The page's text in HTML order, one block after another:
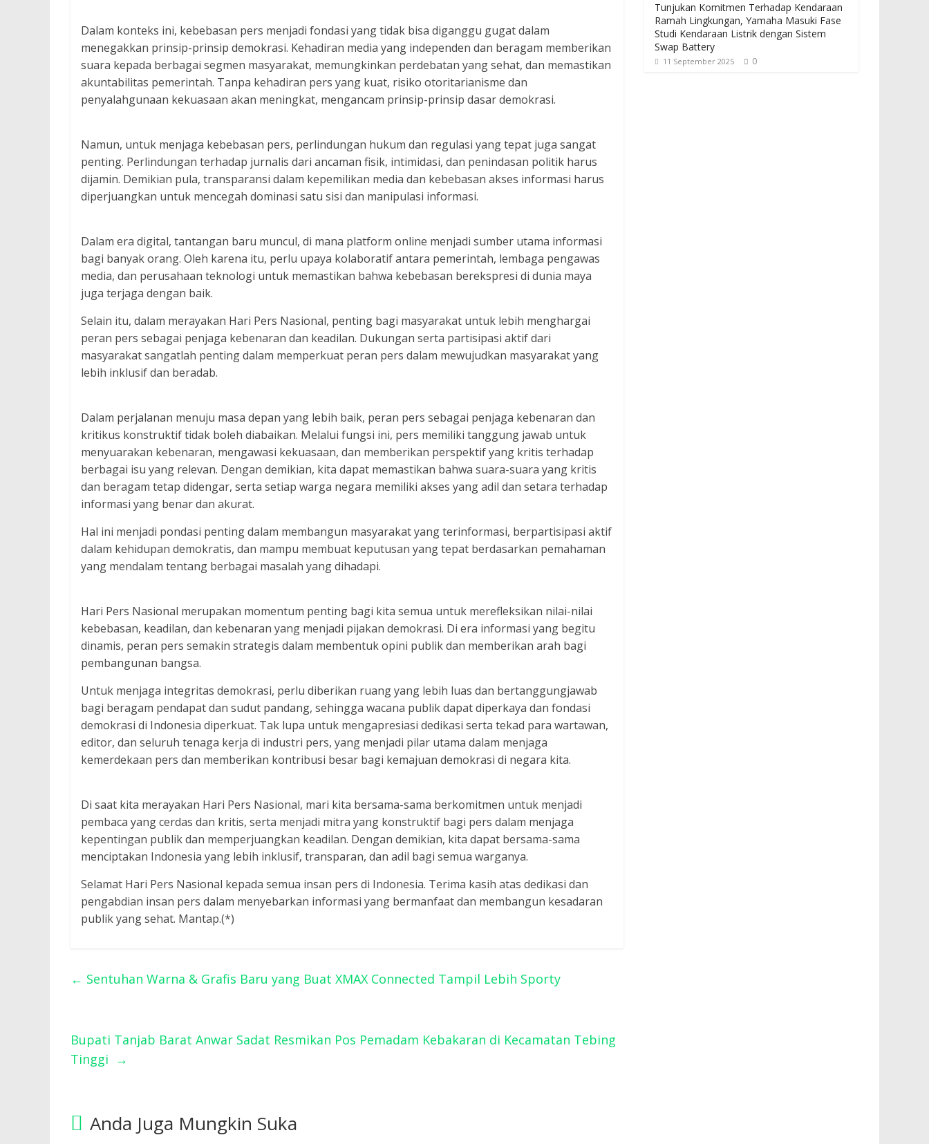
Dalam konteks ini, kebebasan pers menjadi fondasi yang tidak bisa diganggu gugat dalam
menegakkan prinsip-prinsip demokrasi. Kehadiran media yang independen dan beragam memberikan
suara kepada berbagai segmen masyarakat, memungkinkan perdebatan yang sehat, dan memastikan
akuntabilitas pemerintah. Tanpa kehadiran pers yang kuat, risiko otoritarianisme dan
penyalahgunaan kekuasaan akan meningkat, mengancam prinsip-prinsip dasar demokrasi.
Namun, untuk menjaga kebebasan pers, perlindungan hukum dan regulasi yang tepat juga sangat
penting. Perlindungan terhadap jurnalis dari ancaman fisik, intimidasi, dan penindasan politik harus
dijamin. Demikian pula, transparansi dalam kepemilikan media dan kebebasan akses informasi harus
diperjuangkan untuk mencegah dominasi satu sisi dan manipulasi informasi.
Dalam era digital, tantangan baru muncul, di mana platform online menjadi sumber utama informasi
bagi banyak orang. Oleh karena itu, perlu upaya kolaboratif antara pemerintah, lembaga pengawas
media, dan perusahaan teknologi untuk memastikan bahwa kebebasan berekspresi di dunia maya
juga terjaga dengan baik.
Selain itu, dalam merayakan Hari Pers Nasional, penting bagi masyarakat untuk lebih menghargai
peran pers sebagai penjaga kebenaran dan keadilan. Dukungan serta partisipasi aktif dari
masyarakat sangatlah penting dalam memperkuat peran pers dalam mewujudkan masyarakat yang
lebih inklusif dan beradab.
Dalam perjalanan menuju masa depan yang lebih baik, peran pers sebagai penjaga kebenaran dan
kritikus konstruktif tidak boleh diabaikan. Melalui fungsi ini, pers memiliki tanggung jawab untuk
menyuarakan kebenaran, mengawasi kekuasaan, dan memberikan perspektif yang kritis terhadap
berbagai isu yang relevan. Dengan demikian, kita dapat memastikan bahwa suara-suara yang kritis
dan beragam tetap didengar, serta setiap warga negara memiliki akses yang adil dan setara terhadap
informasi yang benar dan akurat.
Hal ini menjadi pondasi penting dalam membangun masyarakat yang terinformasi, berpartisipasi aktif
dalam kehidupan demokratis, dan mampu membuat keputusan yang tepat berdasarkan pemahaman
yang mendalam tentang berbagai masalah yang dihadapi.
Hari Pers Nasional merupakan momentum penting bagi kita semua untuk merefleksikan nilai-nilai
kebebasan, keadilan, dan kebenaran yang menjadi pijakan demokrasi. Di era informasi yang begitu
dinamis, peran pers semakin strategis dalam membentuk opini publik dan memberikan arah bagi
pembangunan bangsa.
Untuk menjaga integritas demokrasi, perlu diberikan ruang yang lebih luas dan bertanggungjawab
bagi beragam pendapat dan sudut pandang, sehingga wacana publik dapat diperkaya dan fondasi
demokrasi di Indonesia diperkuat. Tak lupa untuk mengapresiasi dedikasi serta tekad para wartawan,
editor, dan seluruh tenaga kerja di industri pers, yang menjadi pilar utama dalam menjaga
kemerdekaan pers dan memberikan kontribusi besar bagi kemajuan demokrasi di negara kita.
Di saat kita merayakan Hari Pers Nasional, mari kita bersama-sama berkomitmen untuk menjadi
pembaca yang cerdas dan kritis, serta menjadi mitra yang konstruktif bagi pers dalam menjaga
kepentingan publik dan memperjuangkan keadilan. Dengan demikian, kita dapat bersama-sama
menciptakan Indonesia yang lebih inklusif, transparan, dan adil bagi semua warganya.
Selamat Hari Pers Nasional kepada semua insan pers di Indonesia. Terima kasih atas dedikasi dan
pengabdian insan pers dalam menyebarkan informasi yang bermanfaat dan membangun kesadaran
publik yang sehat. Mantap.(*)
← Sentuhan Warna & Grafis Baru yang Buat XMAX Connected Tampil Lebih Sporty
Bupati Tanjab Barat Anwar Sadat Resmikan Pos Pemadam Kebakaran di Kecamatan Tebing
Tinggi →
Anda Juga Mungkin Suka
Tunjukan Komitmen Terhadap Kendaraan
Ramah Lingkungan, Yamaha Masuki Fase
Studi Kendaraan Listrik dengan Sistem
Swap Battery
11 September 2025 0